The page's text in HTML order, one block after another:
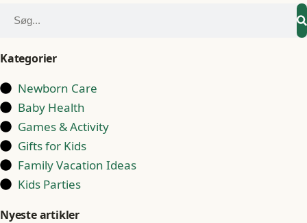
Kategorier
Newborn Care
Baby Health
Games & Activity
Gifts for Kids
Family Vacation Ideas
Kids Parties
Nyeste artikler